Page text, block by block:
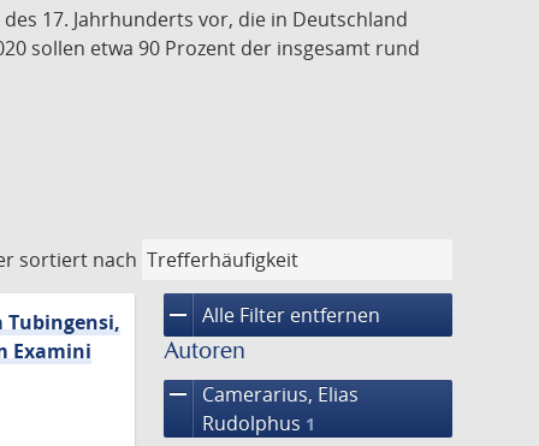
17. Jahrhunderts vor, die in Deutschland
sollen etwa 90 Prozent der insgesamt rund
sortiert nach
remove Alle Filter entfernen
Autoren
remove
Camerarius, Elias
Rudolphus 1
Examini